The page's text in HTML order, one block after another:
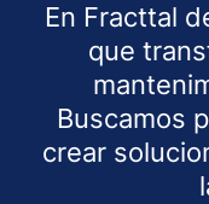
En Fracttal
que
Buscamos
crear